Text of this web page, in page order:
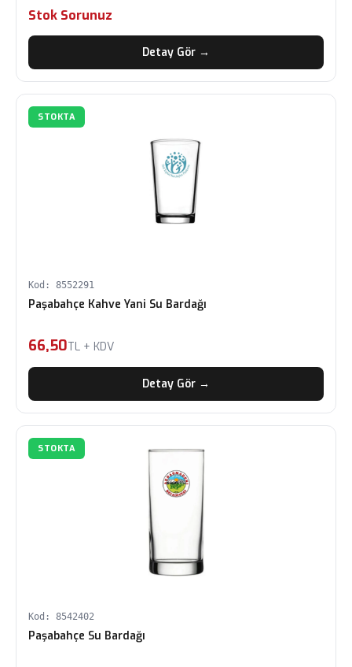
Stok Sorunuz
Detay Gör →
STOKTA
Kod: 8552291
Paşabahçe Kahve Yani Su Bardağı
66,50TL + KDV
Detay Gör →
STOKTA
Kod: 8542402
Paşabahçe Su Bardağı